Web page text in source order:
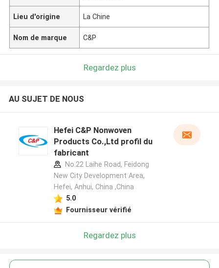
Lieu d'origine La Chine
Nom de marque C&P
Regardez plus
AU SUJET DE NOUS
Hefei C&P Nonwoven
Products Co.,Ltd profil du
fabricant
No.22 Laihe Road, Feidong
New City Development Area,
Hefei, Anhui, China ,China
5.0
Fournisseur vérifié
Regardez plus